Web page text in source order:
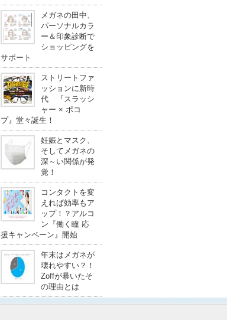
メガネの田中、
パーソナルカラ
ー＆印象診断で
ショッピングを
サポート
ストリートファ
ッションに新時
代 『スラッシ
ャー × ポコ
プ』堂々誕生！
妊娠とマスク、
そしてメガネの
深～い関係が発
覚！
コンタクトを変
えれば効率もア
ップ！？アルコ
ン『働く瞳 応
援キャンペーン』開始
年末はメガネが
壊れやすい？！
Zoffが暴いたそ
の理由とは